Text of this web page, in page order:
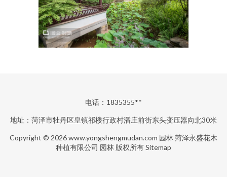
电话：1835355**
地址：菏泽市牡丹区皇镇祁楼行政村潘庄前街东头变压器向北30米
Copyright © 2026www.yongshengmudan.com 园林菏泽永盛花木
种植有限公司 园林 版权所有Sitemap